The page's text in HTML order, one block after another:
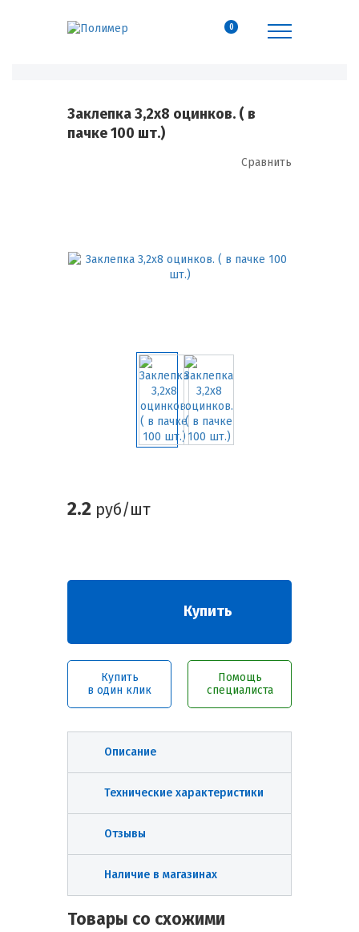
0
Заклепка 3,2х8 оцинков. ( в
пачке 100 шт.)
Сравнить
2.2 руб/шт
Купить
Купить
в один клик
Помощь
специалиста
Описание
Технические характеристики
Отзывы
Наличие в магазинах
Товары со схожими